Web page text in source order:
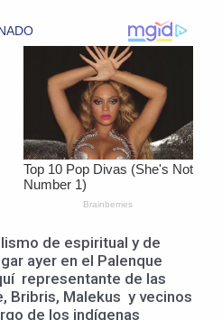
de espiritual y de
ayer en el Palenque
representante de las
Bribris, Malekus y vecinos
de los indígenas